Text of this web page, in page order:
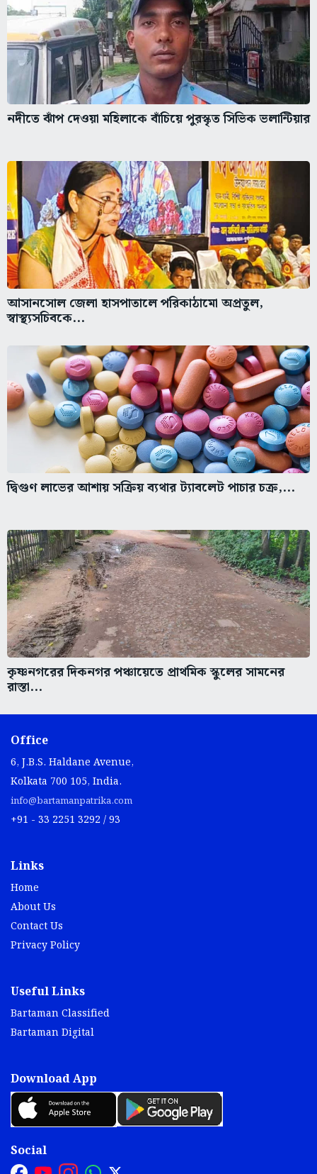
নদীতে ঝাঁপ দেওয়া মহিলাকে বাঁচিয়ে পুরস্কৃত সিভিক ভলান্টিয়ার
আসানসোল জেলা হাসপাতালে পরিকাঠামো অপ্রতুল,
স্বাস্থ্যসচিবকে...
দ্বিগুণ লাভের আশায় সক্রিয় ব্যথার ট্যাবলেট পাচার চক্র,...
কৃষ্ণনগরের দিকনগর পঞ্চায়েতে প্রাথমিক স্কুলের সামনের
রাস্তা...
Office
6, J.B.S. Haldane Avenue,
Kolkata 700 105, India.
info@bartamanpatrika.com
+91 - 33 2251 3292 / 93
Links
Home
About Us
Contact Us
Privacy Policy
Useful Links
Bartaman Classified
Bartaman Digital
Download App
Social